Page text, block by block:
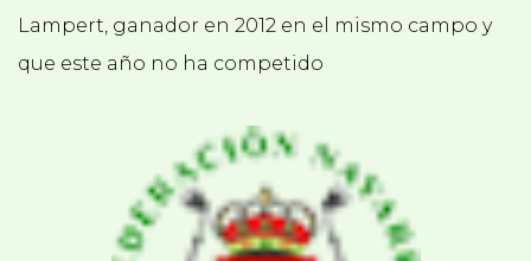
Lampert, ganador en 2012 en el mismo campo y
que este año no ha competido